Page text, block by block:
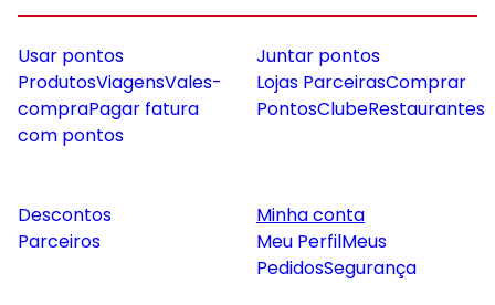
Usar pontos
ProdutosViagensVales-
compraPagar fatura
com pontos
Juntar pontos
Lojas ParceirasComprar
PontosClubeRestaurantes
Descontos
Parceiros
Minha conta
Meu PerfilMeus
PedidosSegurança